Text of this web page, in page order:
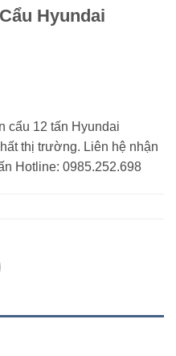
Hyundai
cẩu 12 tấn Hyundai
thị trường. Liên hệ nhận
Hotline: 0985.252.698